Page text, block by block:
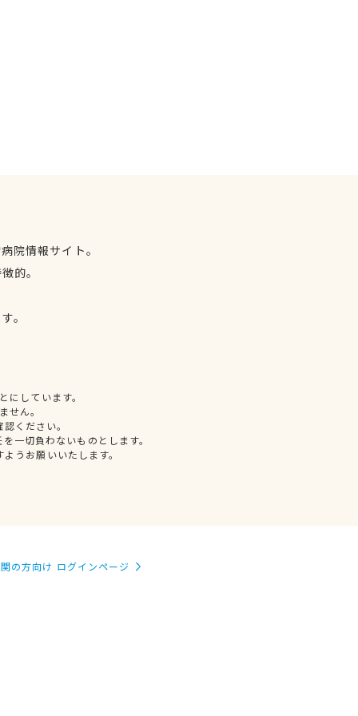
院情報サイト。
的。
。
しています。
せん。
ください。
一切負わないものとします。
うお願いいたします。
の方向け ログインページ